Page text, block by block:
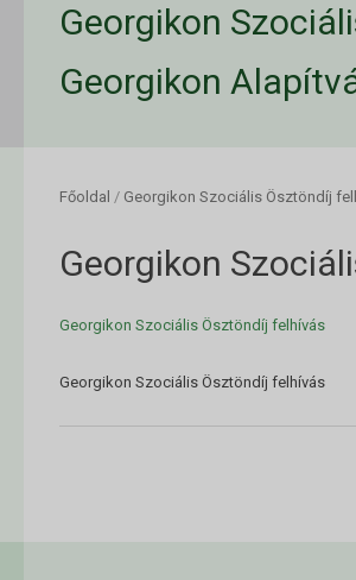
Georgikon
Georgikon
Főoldal / Georgikon Szociális Ösztöndíj
Georgikon
Georgikon Szociális Ösztöndíj felhívás
Georgikon Szociális Ösztöndíj felhívás